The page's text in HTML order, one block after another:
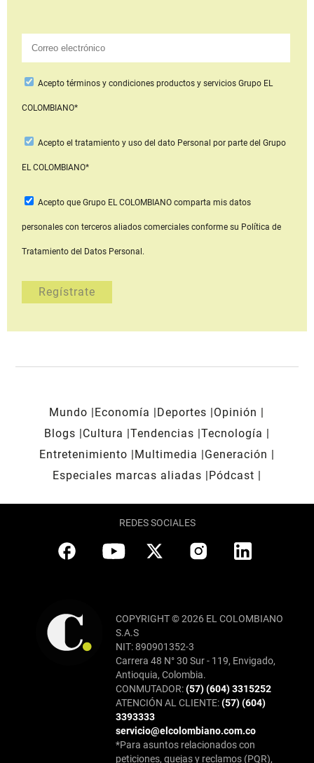
Aceptotérminos y condiciones productos y serviciosGrupo EL
COLOMBIANO*
Acepto el tratamiento y uso del dato Personal por parte del Grupo
EL COLOMBIANO*
Acepto que Grupo EL COLOMBIANOcomparta mis datos
personales con terceros aliados comerciales conforme su Política de
Tratamiento del Datos Personal.
Mundo Economía Deportes
Opinión
Blogs
Cultura Tendencias Tecnología
Entretenimiento
Multimedia
Generación
Especiales marcas aliadas
Pódcast
REDES SOCIALES
COPYRIGHT © 2026 EL COLOMBIANO
S.A.S
NIT: 890901352-3
Carrera 48 N° 30 Sur - 119, Envigado,
Antioquia, Colombia.
CONMUTADOR:(57) (604) 3315252
ATENCIÓN AL CLIENTE:(57) (604)
3393333
servicio@elcolombiano.com.co
*Para asuntos relacionados con
peticiones, quejas y reclamos (PQR),